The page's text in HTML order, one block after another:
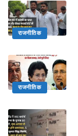
राजनीतिक
राजनीतिक